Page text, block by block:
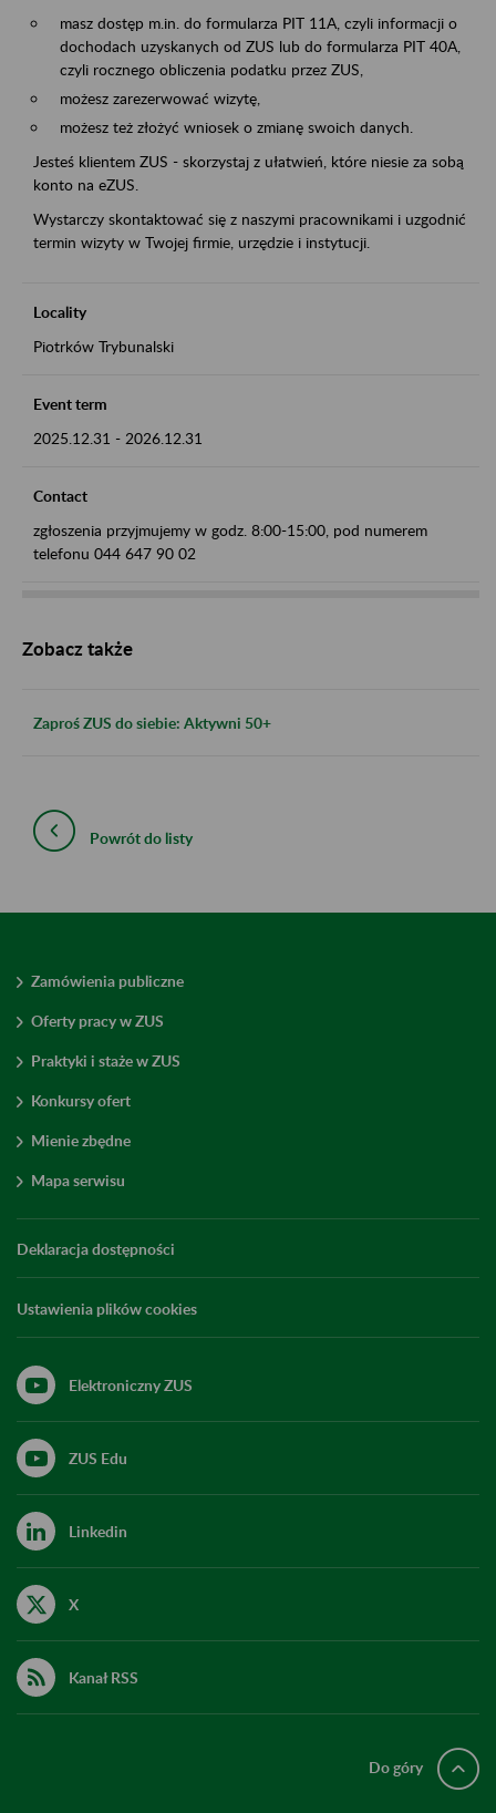
masz dostęp m.in. do formularza PIT 11A, czyli informacji o
dochodach uzyskanych od ZUS lub do formularza PIT 40A,
czyli rocznego obliczenia podatku przez ZUS,
możesz zarezerwować wizytę,
możesz też złożyć wniosek o zmianę swoich danych.
Jesteś klientem ZUS - skorzystaj z ułatwień, które niesie za sobą
konto na eZUS.
Wystarczy skontaktować się z naszymi pracownikami i uzgodnić
termin wizyty w Twojej firmie, urzędzie i instytucji.
Locality
Piotrków Trybunalski
Event term
2025.12.31 - 2026.12.31
Contact
zgłoszenia przyjmujemy w godz. 8:00-15:00, pod numerem
telefonu 044 647 90 02
Zobacz także
Zaproś ZUS do siebie: Aktywni 50+
Powrót do listy
Zamówienia publiczne
Oferty pracy w ZUS
Praktyki i staże w ZUS
Konkursy ofert
Mienie zbędne
Mapa serwisu
Deklaracja dostępności
Ustawienia plików cookies
Elektroniczny ZUS
ZUS Edu
Linkedin
X
Kanał RSS
Do góry